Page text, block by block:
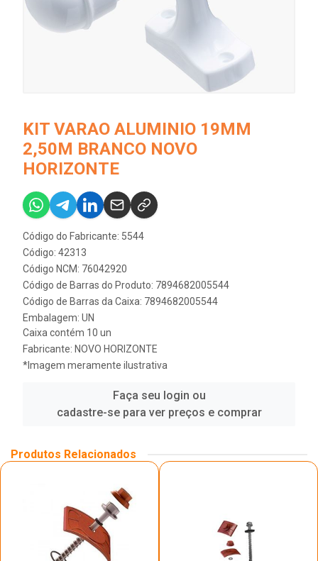
KIT VARAO ALUMINIO 19MM
2,50M BRANCO NOVO
HORIZONTE
Código do Fabricante: 5544
Código: 42313
Código NCM: 76042920
Código de Barras do Produto: 7894682005544
Código de Barras da Caixa: 7894682005544
Embalagem: UN
Caixa contém 10 un
Fabricante: NOVO HORIZONTE
*Imagem meramente ilustrativa
Faça seu login ou
cadastre-se para ver preços e comprar
Produtos Relacionados